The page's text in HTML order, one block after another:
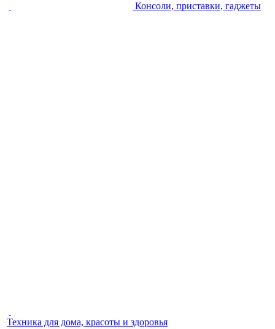
Консоли, приставки, гаджеты
Техника для дома, красоты и здоровья